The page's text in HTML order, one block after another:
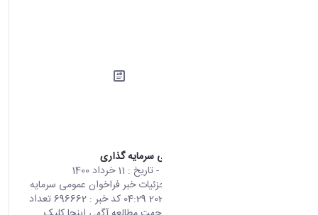
فراخوان عمومی سرمایه گذاری
- تاریخ : 11 خرداد 1400
صفحه اصلی جزئیات خبر فراخوان عمومی سرمایه
گذاری 01 06 2021 04:29 کد خبر : 696662 تعداد